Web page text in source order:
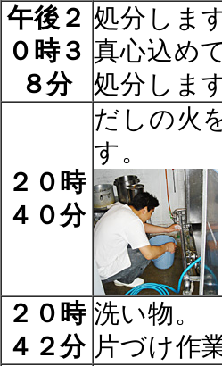
午後２
０時３
８分
処分しま
真心込め
処分しま
２０時
４０分
だしの火
す。
２０時
４２分
洗い物。
片づけ作